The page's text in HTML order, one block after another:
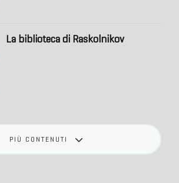
La biblioteca di Raskolnikov
PIÙ CONTENUTI